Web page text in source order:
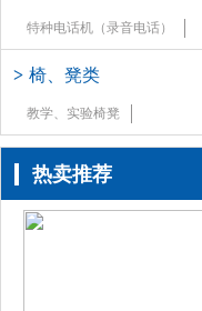
特种电话机（录音电话）
> 椅、凳类
教学、实验椅凳
热卖推荐